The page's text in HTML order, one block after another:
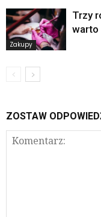
Zakupy
Trzy
warto
ZOSTAW